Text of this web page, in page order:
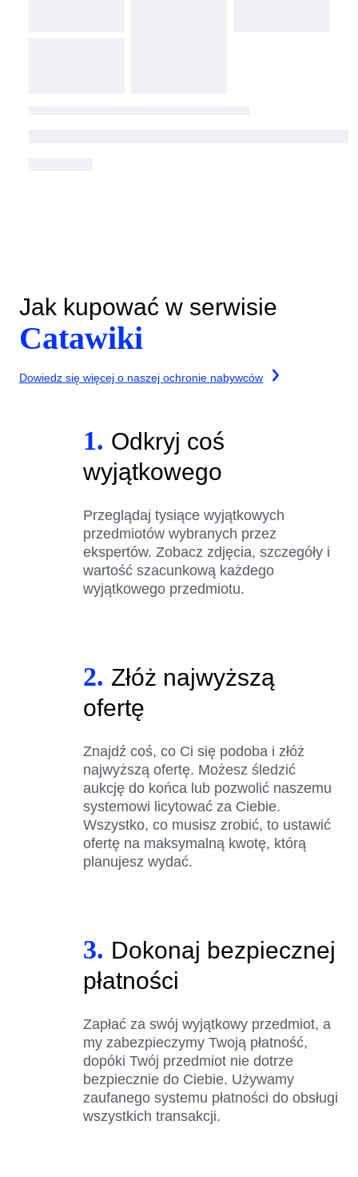
Jak kupować w serwisie
Catawiki
Dowiedz się więcej o naszej ochronie nabywców
1. Odkryj coś
wyjątkowego
Przeglądaj tysiące wyjątkowych
przedmiotów wybranych przez
ekspertów. Zobacz zdjęcia, szczegóły i
wartość szacunkową każdego
wyjątkowego przedmiotu.
2. Złóż najwyższą
ofertę
Znajdź coś, co Ci się podoba i złóż
najwyższą ofertę. Możesz śledzić
aukcję do końca lub pozwolić naszemu
systemowi licytować za Ciebie.
Wszystko, co musisz zrobić, to ustawić
ofertę na maksymalną kwotę, którą
planujesz wydać.
3. Dokonaj bezpiecznej
płatności
Zapłać za swój wyjątkowy przedmiot, a
my zabezpieczymy Twoją płatność,
dopóki Twój przedmiot nie dotrze
bezpiecznie do Ciebie. Używamy
zaufanego systemu płatności do obsługi
wszystkich transakcji.